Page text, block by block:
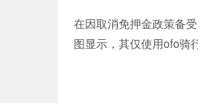
在因取消免押金政策备
图显示，其仅使用ofo骑